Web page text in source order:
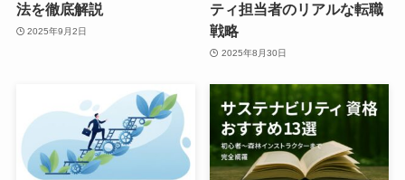
法を徹底解説
2025年9月2日
ティ担当者のリアルな転職
戦略
2025年8月30日